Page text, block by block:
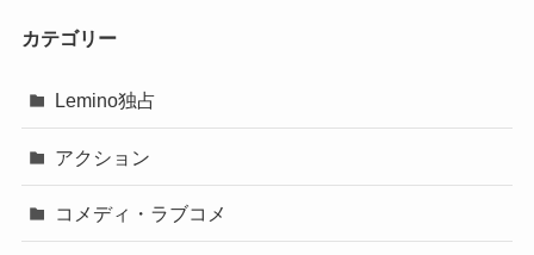
カテゴリー
Lemino独占
アクション
コメディ・ラブコメ